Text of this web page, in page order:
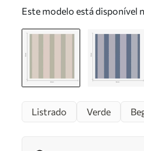
Este modelo está disponível
Listrado Verde